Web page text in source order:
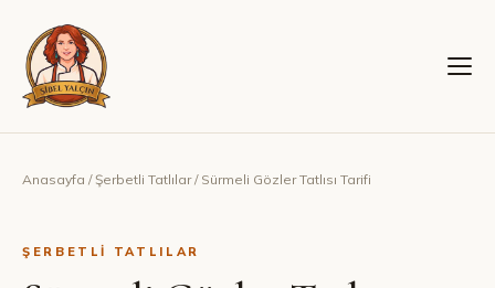
Anasayfa /Şerbetli Tatlılar/ Sürmeli Gözler Tatlısı Tarifi
ŞERBETLI TATLILAR